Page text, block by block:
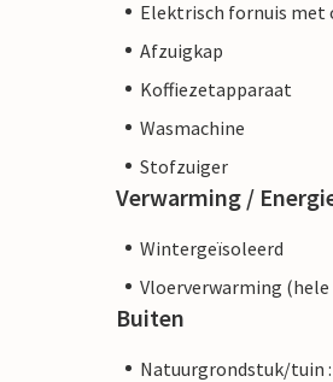
Elektrisch fornuis met
Afzuigkap
Koffiezetapparaat
Wasmachine
Stofzuiger
Verwarming /
Wintergeïsoleerd
Vloerverwarming (hele
Buiten
Natuurgrondstuk/tuin :